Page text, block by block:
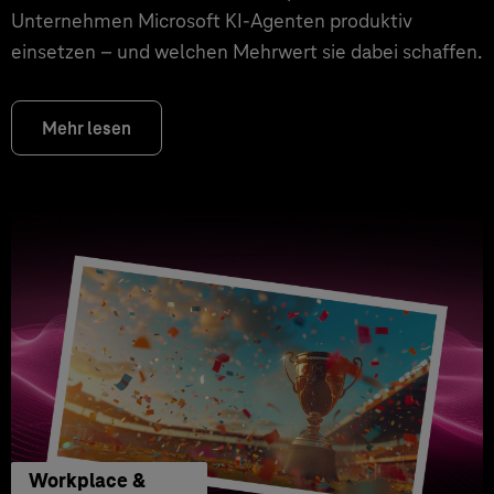
Unternehmen Microsoft KI-Agenten produktiv
einsetzen – und welchen Mehrwert sie dabei schaffen.
Mehr lesen
Workplace &